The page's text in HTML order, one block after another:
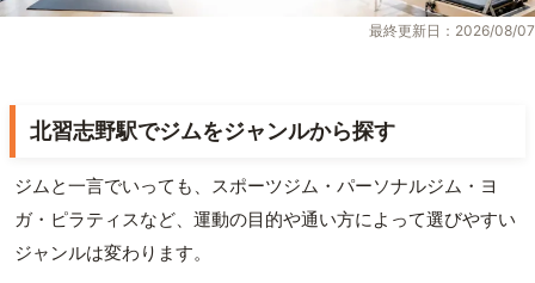
最終更新日：2026/08/07
北習志野駅でジムをジャンルから探す
ジムと一言でいっても、スポーツジム・パーソナルジム・ヨ
ガ・ピラティスなど、運動の目的や通い方によって選びやすい
ジャンルは変わります。